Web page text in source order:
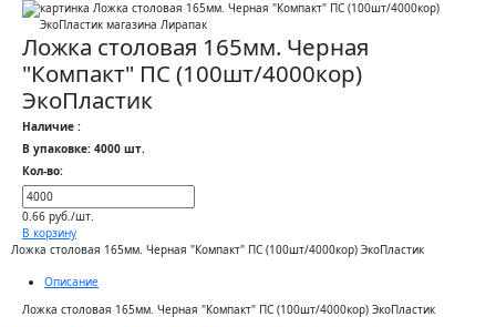
Ложка столовая 165мм. Черная
"Компакт" ПС (100шт/4000кор)
ЭкоПластик
Наличие :
В упаковке: 4000 шт.
Кол-во:
0.66 руб./шт.
В корзину
Ложка столовая 165мм. Черная "Компакт" ПС (100шт/4000кор) ЭкоПластик
Описание
Ложка столовая 165мм. Черная "Компакт" ПС (100шт/4000кор) ЭкоПластик